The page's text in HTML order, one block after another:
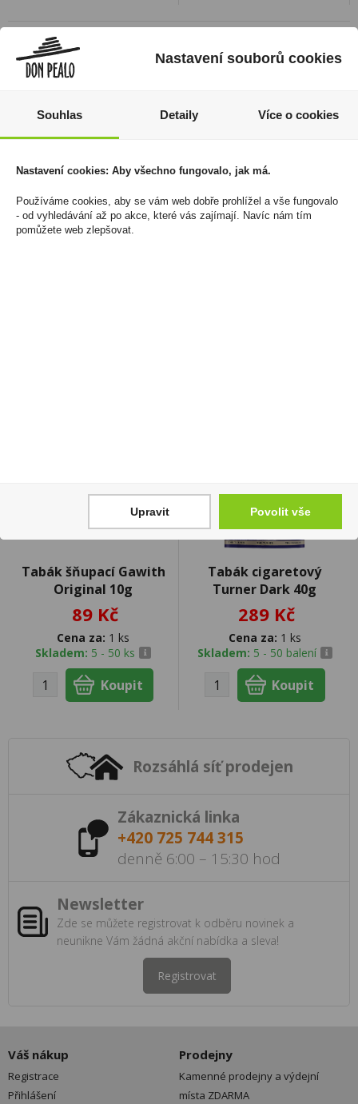
Velo Mini Original
Crispy Peppermint
Zařízení Glo Hyper PRO
Tabák šňupací Gawith
Original 10g
89 Kč
Cena za: 1 ks
Skladem: 5 - 50 ks
Tabák cigaretový
Turner Dark 40g
289 Kč
Cena za: 1 ks
Skladem: 5 - 50 balení
Rozsáhlá síť prodejen
Zákaznická linka
+420 725 744 315
denně 6:00 – 15:30 hod
Newsletter
Zde se můžete registrovat k odběru novinek a
neunikne Vám žádná akční nabídka a sleva!
Registrovat
Váš nákup
Registrace
Přihlášení
Prodejny
Kamenné prodejny a výdejní
místa ZDARMA
Nastavení souborů cookies
Souhlas Detaily Více o cookies
Nastavení cookies: Aby všechno fungovalo, jak má.
Používáme cookies, aby se vám web dobře prohlížel a vše fungovalo
- od vyhledávání až po akce, které vás zajímají. Navíc nám tím
pomůžete web zlepšovat.
Upravit Povolit vše